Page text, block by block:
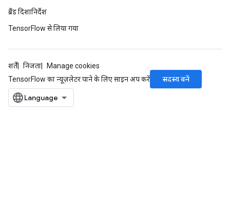
ब्रैंड दिशानिर्देश
TensorFlow से लिया गया
शर्तें निजता
Manage cookies
TensorFlow का न्यूज़लेटर पाने के लिए साइन अप करें
सदस्य बनें